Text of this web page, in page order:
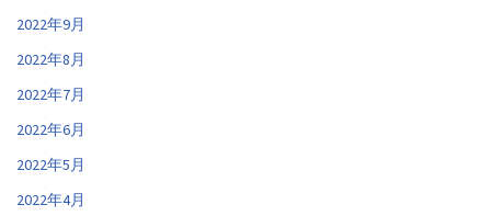
2022年9月
2022年8月
2022年7月
2022年6月
2022年5月
2022年4月